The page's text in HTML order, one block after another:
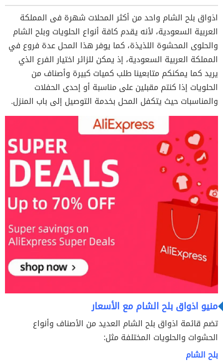
اذواق بلح الشام واحد من أكثر المحلات شهرة فى المملكة
العربية السعودية، لأنه يقدم كافة أنواع الحلويات وبلح الشام
والحلوى المحشوة اللذيذة، كما يوفر هذا المحل عدة فروع في
المملكة العربية السعودية، إذ يمكن للزائر اختيار الفرع الذي
يريد كما يمكنكم متابعينا طلب كميات كبيرة وأصناف من
الحلويات إذا كنتم مقبلين على مناسبة أو إحدى الحفلات
والمناسبات حيث يتكفل المحل بخدمة التوصيل إلى باب المنزل.
منيو اذواق بلح الشام مع الأسعار
تضم قائمة اذواق بلح الشام العديد من الأصناف وأنواع
الحشوات والحلويات المختلفة مثل:
بلح الشام